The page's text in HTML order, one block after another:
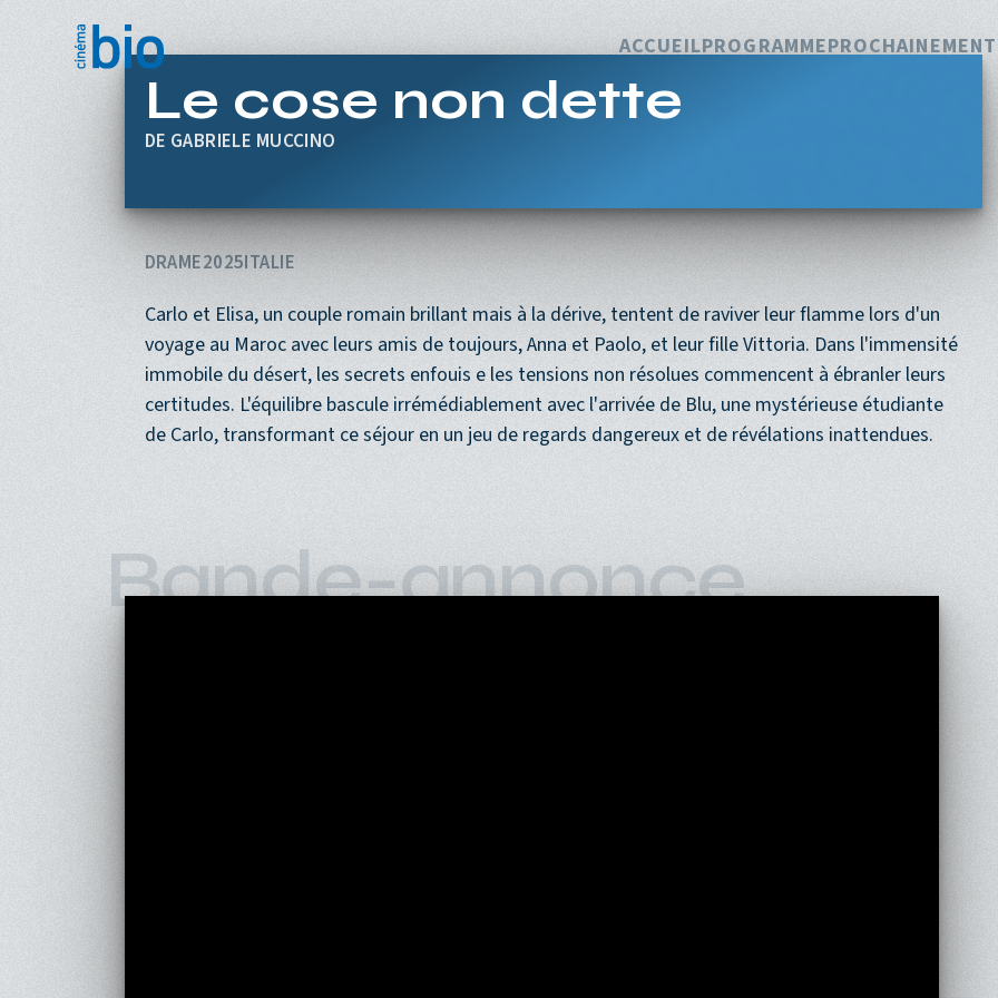
Navigation
ACCUEILPROGRAMMEPROCHAINEMENT
Le cose non dette
GABRIELE MUCCINO
DRAME2025ITALIE
Carlo et Elisa, un couple romain brillant mais à la dérive, tentent de raviver leur flamme lors d'un
voyage au Maroc avec leurs amis de toujours, Anna et Paolo, et leur fille Vittoria. Dans l'immensité
immobile du désert, les secrets enfouis e les tensions non résolues commencent à ébranler leurs
certitudes. L'équilibre bascule irrémédiablement avec l'arrivée de Blu, une mystérieuse étudiante
de Carlo, transformant ce séjour en un jeu de regards dangereux et de révélations inattendues.
Bande-annonce